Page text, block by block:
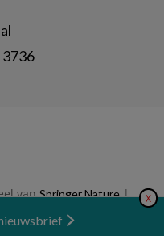
3736
van Springer Nature | X
Abonneren